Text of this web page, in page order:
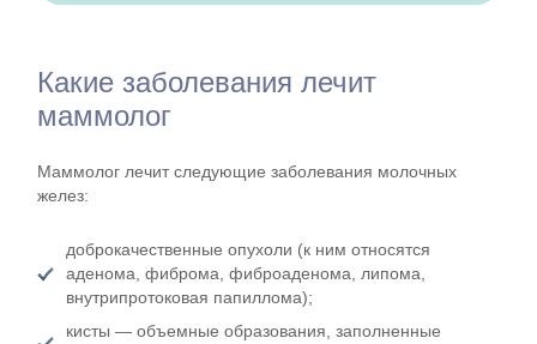
Какие заболевания лечит
маммолог
Маммолог лечит следующие заболевания молочных
желез:
доброкачественные опухоли (к ним относятся
аденома, фиброма, фиброаденома, липома,
внутрипротоковая папиллома);
кисты — объемные образования, заполненные